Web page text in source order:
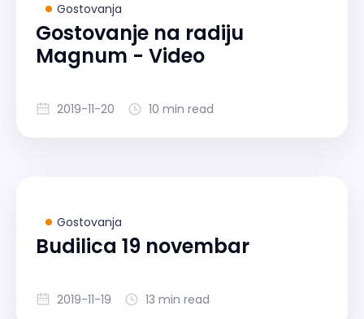
Gostovanja
Gostovanje na radiju
Magnum - Video
2019-11-20 10 min read
Gostovanja
Budilica 19 novembar
2019-11-19 13 min read